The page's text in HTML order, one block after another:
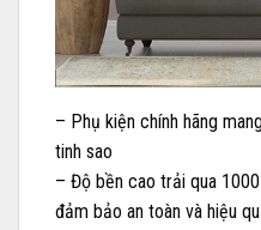
– Phụ kiện chính hãng
tinh sao
– Độ bền cao trải qua
đảm bảo an toàn và hiệu